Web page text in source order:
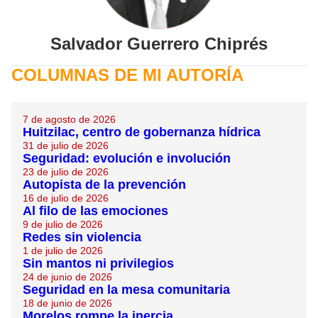
Salvador Guerrero Chiprés
COLUMNAS DE MI AUTORÍA
7 de agosto de 2026
Huitzilac, centro de gobernanza hídrica
31 de julio de 2026
Seguridad: evolución e involución
23 de julio de 2026
Autopista de la prevención
16 de julio de 2026
Al filo de las emociones
9 de julio de 2026
Redes sin violencia
1 de julio de 2026
Sin mantos ni privilegios
24 de junio de 2026
Seguridad en la mesa comunitaria
18 de junio de 2026